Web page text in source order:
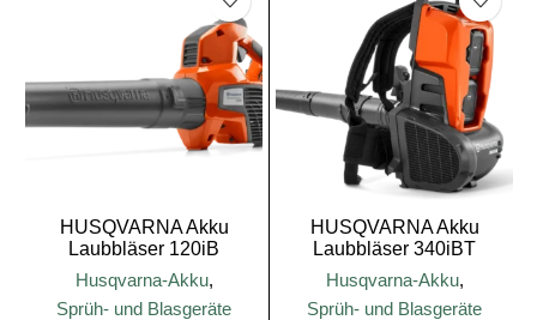
HUSQVARNA Akku
Laubbläser 120iB
Husqvarna-Akku,
Sprüh- und Blasgeräte
HUSQVARNA Akku
Laubbläser 340iBT
Husqvarna-Akku,
Sprüh- und Blasgeräte